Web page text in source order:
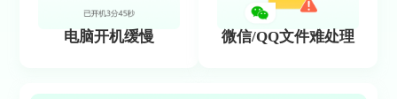
电脑开机缓慢 微信/QQ文件难处理